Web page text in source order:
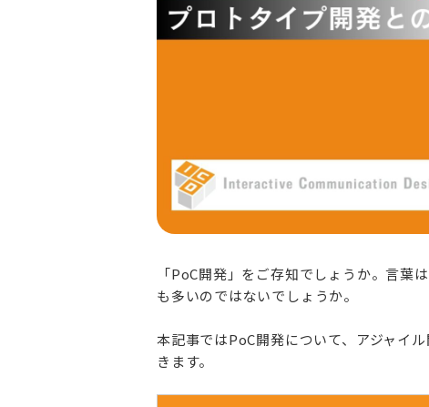
「PoC開発」をご存知でしょうか。言葉
も多いのではないでしょうか。
本記事ではPoC開発について、アジャイ
きます。